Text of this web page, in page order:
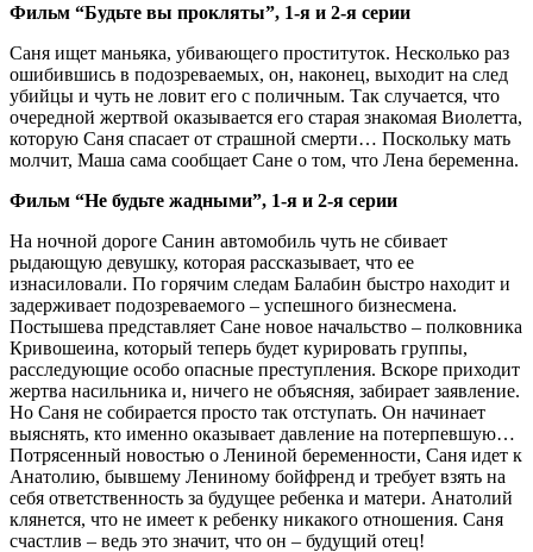
Фильм “Будьте вы прокляты”, 1-я и 2-я серии
Саня ищет маньяка, убивающего проституток. Несколько раз
ошибившись в подозреваемых, он, наконец, выходит на след
убийцы и чуть не ловит его с поличным. Так случается, что
очередной жертвой оказывается его старая знакомая Виолетта,
которую Саня спасает от страшной смерти… Поскольку мать
молчит, Маша сама сообщает Сане о том, что Лена беременна.
Фильм “Не будьте жадными”, 1-я и 2-я серии
На ночной дороге Санин автомобиль чуть не сбивает
рыдающую девушку, которая рассказывает, что ее
изнасиловали. По горячим следам Балабин быстро находит и
задерживает подозреваемого – успешного бизнесмена.
Постышева представляет Сане новое начальство – полковника
Кривошеина, который теперь будет курировать группы,
расследующие особо опасные преступления. Вскоре приходит
жертва насильника и, ничего не объясняя, забирает заявление.
Но Саня не собирается просто так отступать. Он начинает
выяснять, кто именно оказывает давление на потерпевшую…
Потрясенный новостью о Лениной беременности, Саня идет к
Анатолию, бывшему Лениному бойфренд и требует взять на
себя ответственность за будущее ребенка и матери. Анатолий
клянется, что не имеет к ребенку никакого отношения. Саня
счастлив – ведь это значит, что он – будущий отец!